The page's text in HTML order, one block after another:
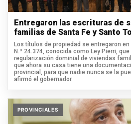
Entregaron las escrituras de
familias de Santa Fe y Santo
Los títulos de propiedad se entregaron
N.º 24.374, conocida como Ley Pierri,
regularización dominial de viviendas
que ahora su casa tiene una
provincial, para que nadie nunca se la
afirmó el gobernador.
PROVINCIALES